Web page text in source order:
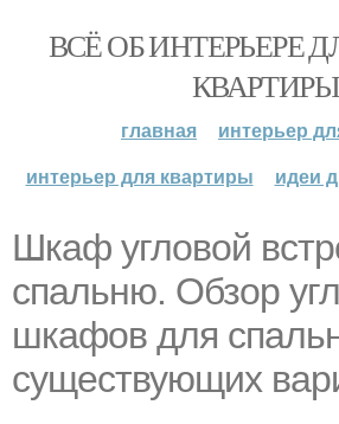
ВСЁ ОБ ИНТЕРЬЕРЕ
КВАРТИРЫ
главная
интерьер
интерьер для квартиры
идеи
Шкаф угловой
спальню. Обзор
шкафов для
существующих